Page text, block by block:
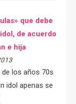
que debe
de acuerdo
e hija
los años 70s
idol apenas se